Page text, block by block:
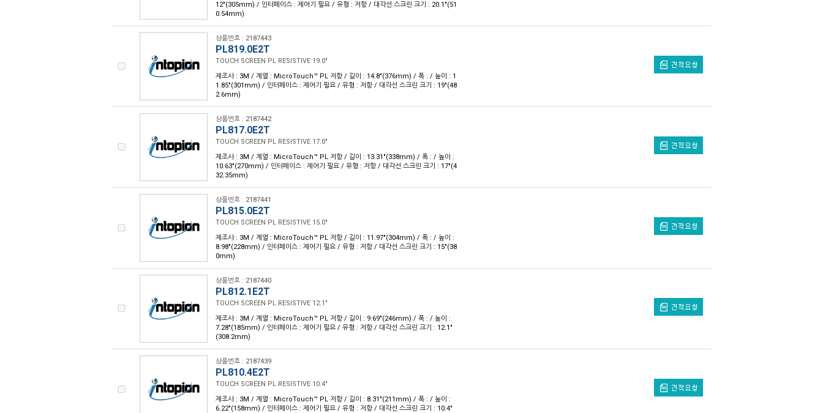
12"(305mm) / 인터페이스 : 제어기 필요 / 유형 : 저항 / 대각선 스크린 크기 : 20.1"(51
0.54mm)
상품번호 : 2187443
PL819.0E2T
TOUCH SCREEN PL RESISTIVE 19.0"
제조사 : 3M / 계열 : MicroTouch™ PL 저항 / 길이 : 14.8"(376mm) / 폭 : / 높이 : 1
1.85"(301mm) / 인터페이스 : 제어기 필요 / 유형 : 저항 / 대각선 스크린 크기 : 19"(48
2.6mm)
상품번호 : 2187442
PL817.0E2T
TOUCH SCREEN PL RESISTIVE 17.0"
제조사 : 3M / 계열 : MicroTouch™ PL 저항 / 길이 : 13.31"(338mm) / 폭 : / 높이 :
10.63"(270mm) / 인터페이스 : 제어기 필요 / 유형 : 저항 / 대각선 스크린 크기 : 17"(4
32.35mm)
상품번호 : 2187441
PL815.0E2T
TOUCH SCREEN PL RESISTIVE 15.0"
제조사 : 3M / 계열 : MicroTouch™ PL 저항 / 길이 : 11.97"(304mm) / 폭 : / 높이 :
8.98"(228mm) / 인터페이스 : 제어기 필요 / 유형 : 저항 / 대각선 스크린 크기 : 15"(38
0mm)
상품번호 : 2187440
PL812.1E2T
TOUCH SCREEN PL RESISTIVE 12.1"
제조사 : 3M / 계열 : MicroTouch™ PL 저항 / 길이 : 9.69"(246mm) / 폭 : / 높이 :
7.28"(185mm) / 인터페이스 : 제어기 필요 / 유형 : 저항 / 대각선 스크린 크기 : 12.1"
(308.2mm)
상품번호 : 2187439
PL810.4E2T
TOUCH SCREEN PL RESISTIVE 10.4"
제조사 : 3M / 계열 : MicroTouch™ PL 저항 / 길이 : 8.31"(211mm) / 폭 : / 높이 :
6.22"(158mm) / 인터페이스 : 제어기 필요 / 유형 : 저항 / 대각선 스크린 크기 : 10.4"